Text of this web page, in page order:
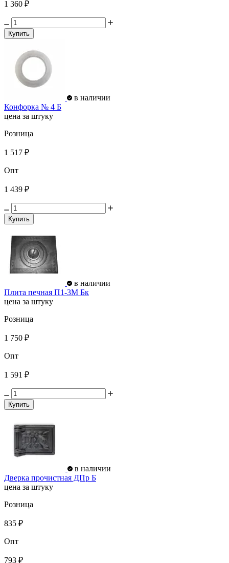
1 360 ₽
Купить
в наличии
Конфорка № 4 Б
цена за штуку
Розница
1 517 ₽
Опт
1 439 ₽
Купить
в наличии
Плита печная П1-3М Бк
цена за штуку
Розница
1 750 ₽
Опт
1 591 ₽
Купить
в наличии
Дверка прочистная ДПр Б
цена за штуку
Розница
835 ₽
Опт
793 ₽